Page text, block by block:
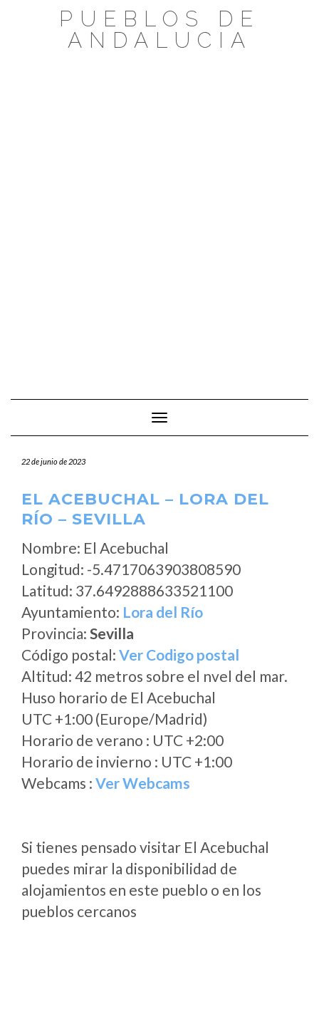
PUEBLOS DE
ANDALUCIA
Cambiar modo de navegación
22 de junio de 2023
EL ACEBUCHAL – LORA DEL
RÍO – SEVILLA
Nombre: El Acebuchal
Longitud: -5.4717063903808590
Latitud: 37.6492888633521100
Ayuntamiento: Lora del Río
Provincia: Sevilla
Código postal: Ver Codigo postal
Altitud: 42 metros sobre el nvel del mar.
Huso horario de El Acebuchal
UTC +1:00 (Europe/Madrid)
Horario de verano : UTC +2:00
Horario de invierno : UTC +1:00
Webcams : Ver Webcams
Si tienes pensado visitar El Acebuchal
puedes mirar la disponibilidad de
alojamientos en este pueblo o en los
pueblos cercanos